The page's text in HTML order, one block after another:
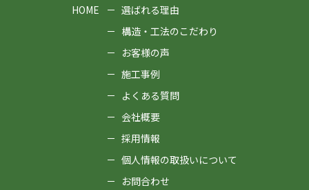
HOME
選ばれる理由
構造・工法のこだわり
お客様の声
施工事例
よくある質問
会社概要
採用情報
個人情報の取扱いについて
お問合わせ